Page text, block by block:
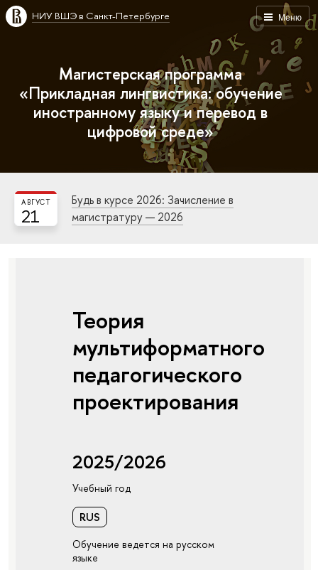
Меню
НИУ ВШЭ в Санкт-Петербурге
Магистерская программа
«Прикладная лингвистика: обучение
иностранному языку и перевод в
цифровой среде»
21
АВГУСТ
Будь в курсе 2026: Зачисление в
магистратуру — 2026
Теория
мультиформатного
педагогического
проектирования
2025/2026
Учебный год
RUS
Обучение ведется на русском
языке